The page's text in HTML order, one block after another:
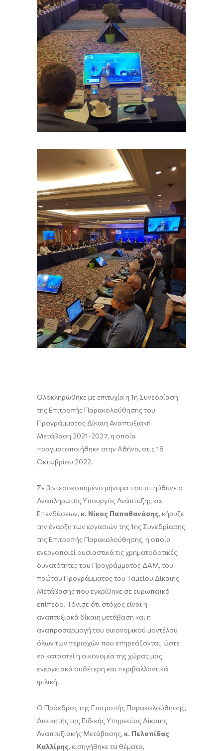
Ολοκληρώθηκε με επιτυχία η 1η Συνεδρίαση
της Επιτροπής Παρακολούθησης του
Προγράμματος Δίκαιη Αναπτυξιακή
Μετάβαση 2021-2027, η οποία
πραγματοποιήθηκε στην Αθήνα, στις 18
Οκτωβρίου 2022.
Σε βιντεοσκοπημένο μήνυμα που απηύθυνε ο
Αναπληρωτής Υπουργός Ανάπτυξης και
Επενδύσεων, κ. Νίκος Παπαθανάσης, κήρυξε
την έναρξη των εργασιών της 1ης Συνεδρίασης
της Επιτροπής Παρακολούθησης, η οποία
ενεργοποιεί ουσιαστικά τις χρηματοδοτικές
δυνατότητες του Προγράμματος ΔΑΜ, του
πρώτου Προγράμματος του Ταμείου Δίκαιης
Μετάβασης που εγκρίθηκε σε ευρωπαϊκό
επίπεδο. Τόνισε ότι στόχος είναι η
αναπτυξιακά δίκαιη μετάβαση και η
αναπροσαρμογή του οικονομικού μοντέλου
όλων των περιοχών που επηρεάζονται, ώστε
να καταστεί η οικονομία της χώρας μας
ενεργειακά ουδέτερη και περιβαλλοντικά
φιλική.
Ο Πρόεδρος της Επιτροπής Παρακολούθησης,
Διοικητής της Ειδικής Υπηρεσίας Δίκαιης
Αναπτυξιακής Μετάβασης, κ. Πελοπίδας
Καλλίρης, εισηγήθηκε τα θέματα,